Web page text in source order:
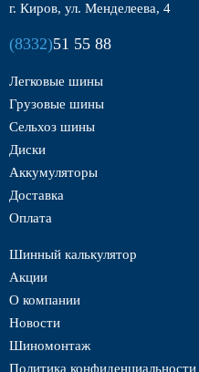
г. Киров, ул. Менделеева, 4
(8332)51 55 88
Легковые шины
Грузовые шины
Сельхоз шины
Диски
Аккумуляторы
Доставка
Оплата
Шинный калькулятор
Акции
О компании
Новости
Шиномонтаж
Политика конфиденциальности